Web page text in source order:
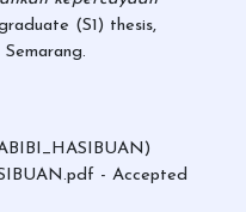
(S1) thesis,
- Accepted